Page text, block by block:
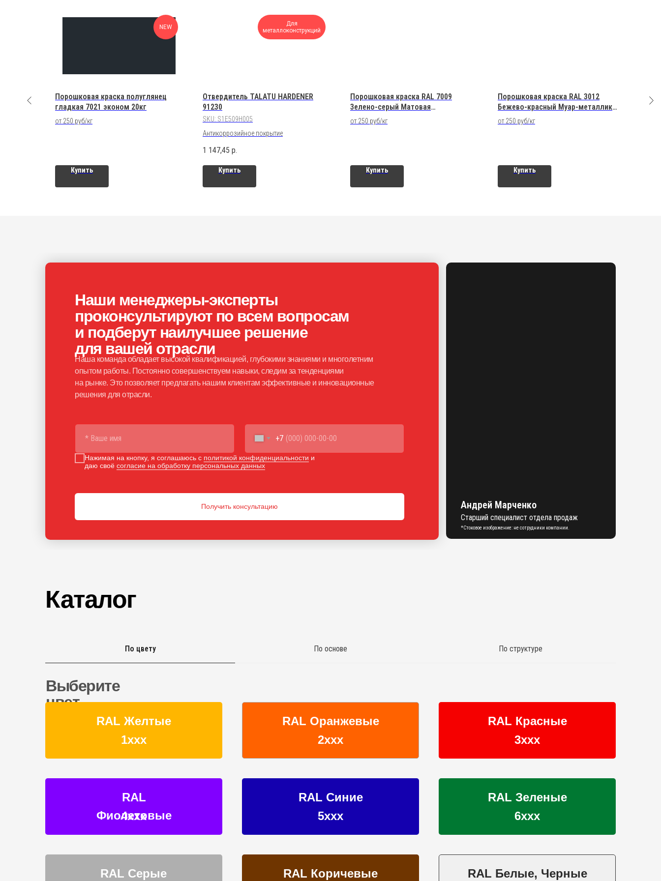
Сине-
NEW
Порошковая краска полуглянец
гладкая 7021 эконом 20кг
от 250 руб/кг
Купить
Для
металлоконструкций
Отвердитель TALATU HARDENER
91230
SKU: S1E509H005
Антикоррозийное покрытие
1 147,45 р.
Купить
Порошковая краска RAL 7009
3елено-серый Матовая
Полиэфирная
от 250 руб/кг
Купить
Порошковая краска RAL 3012
Бежево-красный Муар-металлик
Полиэфирная
от 250 руб/кг
Купить
Андрей Марченко
Старший специалист отдела продаж
Наши менеджеры-эксперты
проконсультируют по всем вопросам
и подберут наилучшее решение
для вашей отрасли
Наша команда обладает высокой квалификацией, глубокими знаниями и многолетним
опытом работы. Постоянно совершенствуем навыки, следим за тенденциями
на рынке. Это позволяет предлагать нашим клиентам эффективные и инновационные
решения для отрасли.
+7
Нажимая на кнопку, я соглашаюсь с политикой конфиденциальности и
даю своё согласие на обработку персональных данных
Получить консультацию
*Стоковое изображение: не сотрудники компании.
Каталог
По цвету По основе По структуре
Выберите
цвет
RAL Желтые RAL Оранжевые RAL Красные
RAL
Фиолетовые
RAL Синие RAL Зеленые
RAL Серые RAL Коричевые RAL Белые, Черные
1ххх 2ххх 3ххх
4ххх 5ххх 6ххх